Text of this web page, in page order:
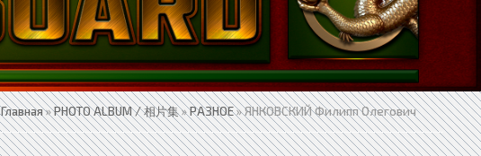
Главная»PHOTO ALBUM / 相片集»РАЗНОЕ» ЯНКОВСКИЙ Филипп Олегович